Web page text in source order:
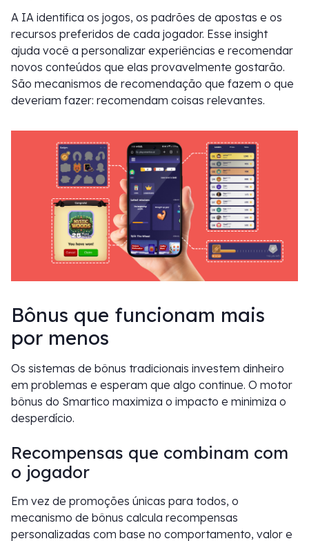
A IA identifica os jogos, os padrões de apostas e os
recursos preferidos de cada jogador. Esse insight
ajuda você a personalizar experiências e recomendar
novos conteúdos que elas provavelmente gostarão.
São mecanismos de recomendação que fazem o que
deveriam fazer: recomendam coisas relevantes.
Bônus que funcionam mais
por menos
Os sistemas de bônus tradicionais investem dinheiro
em problemas e esperam que algo continue. O motor
bônus do Smartico maximiza o impacto e minimiza o
desperdício.
Recompensas que combinam com
o jogador
Em vez de promoções únicas para todos, o
mecanismo de bônus calcula recompensas
personalizadas com base no comportamento, valor e